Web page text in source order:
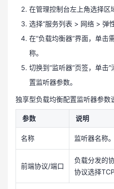
在管理控制台左上角选择区
选择“服务列表 > 网络 > 弹
在“负载均衡器”界面，单击
称。
切换到“监听器”页签，单击
置监听器参数。
独享型负载均衡配置监听器参数
参数 说明
名称 监听器名称。
前端协议/端口
负载分发的
协议选择